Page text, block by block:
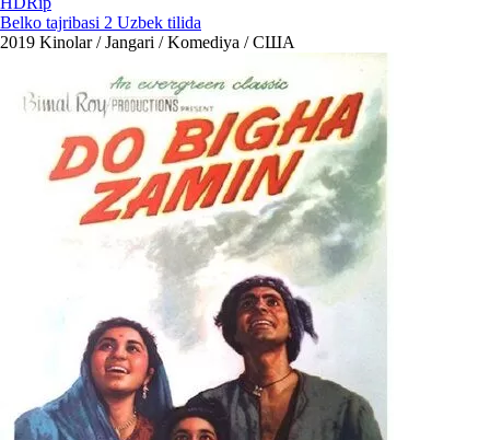
Belko tajribasi 2 Uzbek tilida
2019 Kinolar / Jangari / Komediya / США